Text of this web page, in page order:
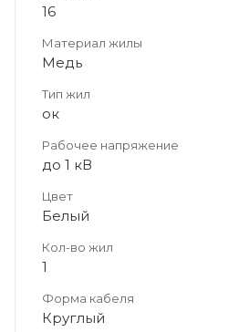
16
Материал жилы
Медь
Тип жил
ок
Рабочее напряжение
до 1 кВ
Цвет
Белый
Кол-во жил
1
Форма кабеля
Круглый